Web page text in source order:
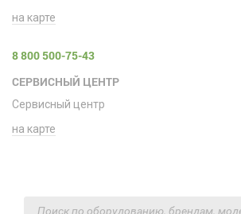
на карте
8 800 500-75-43
СЕРВИСНЫЙ ЦЕНТР
Сервисный центр
на карте